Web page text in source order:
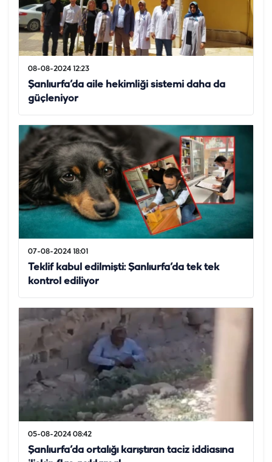
08-08-2024 12:23
Şanlıurfa’da aile hekimliği sistemi daha da
güçleniyor
07-08-2024 18:01
Teklif kabul edilmişti: Şanlıurfa’da tek tek
kontrol ediliyor
05-08-2024 08:42
Şanlıurfa’da ortalığı karıştıran taciz iddiasına